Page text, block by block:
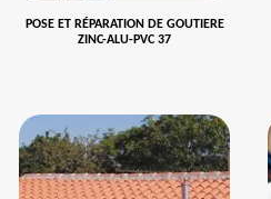
POSE ET RÉPARATION DE GOUTIERE
ZINC-ALU-PVC 37